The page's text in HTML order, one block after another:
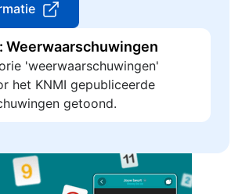
Weerwaarschuwingen
'weerwaarschuwingen'
het KNMI gepubliceerde
getoond.